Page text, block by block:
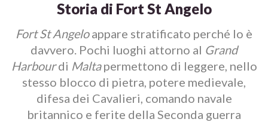
Storia di Fort St Angelo
Fort St Angeloappare stratificato perché lo è
davvero. Pochi luoghi attorno al Grand
Harbourdi Maltapermettono di leggere, nello
stesso blocco di pietra, potere medievale,
difesa dei Cavalieri, comando navale
britannico e ferite della Seconda guerra